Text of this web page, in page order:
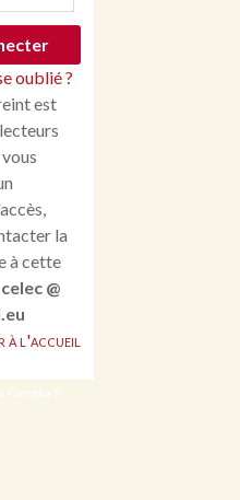
oublié ?
est
la
à cette
@
à l'accueil
Omeka S